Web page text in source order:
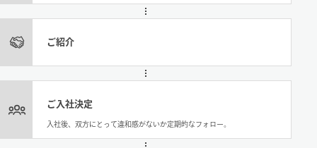
ご紹介
ご入社決定
入社後、双方にとって違和感がないか定期的なフォロー。